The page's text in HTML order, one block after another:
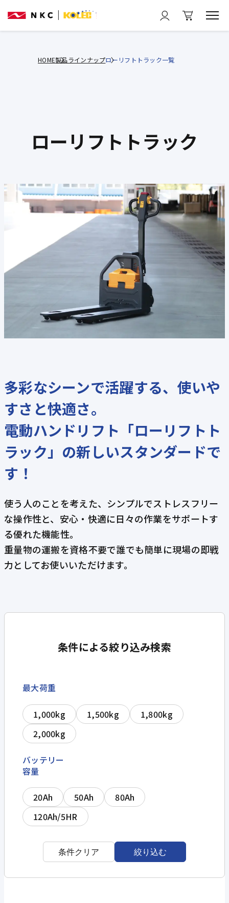
HOME製品ラインナップローリフトトラック一覧
ローリフトトラック
多彩なシーンで活躍する、使いや
すさと快適さ。
電動ハンドリフト「ローリフトト
ラック」の新しいスタンダードで
す！
使う人のことを考えた、シンプルでストレスフリー
な操作性と、安心・快適に日々の作業をサポートす
る優れた機能性。
重量物の運搬を資格不要で誰でも簡単に現場の即戦
力としてお使いいただけます。
条件による絞り込み検索
最大荷重
1,000kg 1,500kg
1,800kg
2,000kg
バッテリー
容量
20Ah 50Ah
80Ah
120Ah/5HR
条件クリア 絞り込む